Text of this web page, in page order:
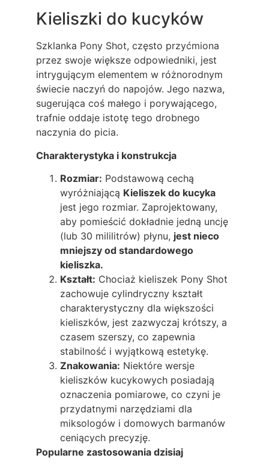
Kieliszki do kucyków
Szklanka Pony Shot, często przyćmiona
przez swoje większe odpowiedniki, jest
intrygującym elementem w różnorodnym
świecie naczyń do napojów. Jego nazwa,
sugerująca coś małego i porywającego,
trafnie oddaje istotę tego drobnego
naczynia do picia.
Charakterystyka i konstrukcja
Rozmiar: Podstawową cechą
wyróżniającą Kieliszek do kucyka
jest jego rozmiar. Zaprojektowany,
aby pomieścić dokładnie jedną uncję
(lub 30 mililitrów) płynu, jest nieco
mniejszy od standardowego
kieliszka.
Kształt: Chociaż kieliszek Pony Shot
zachowuje cylindryczny kształt
charakterystyczny dla większości
kieliszków, jest zazwyczaj krótszy, a
czasem szerszy, co zapewnia
stabilność i wyjątkową estetykę.
Znakowania: Niektóre wersje
kieliszków kucykowych posiadają
oznaczenia pomiarowe, co czyni je
przydatnymi narzędziami dla
miksologów i domowych barmanów
ceniących precyzję.
Popularne zastosowania dzisiaj